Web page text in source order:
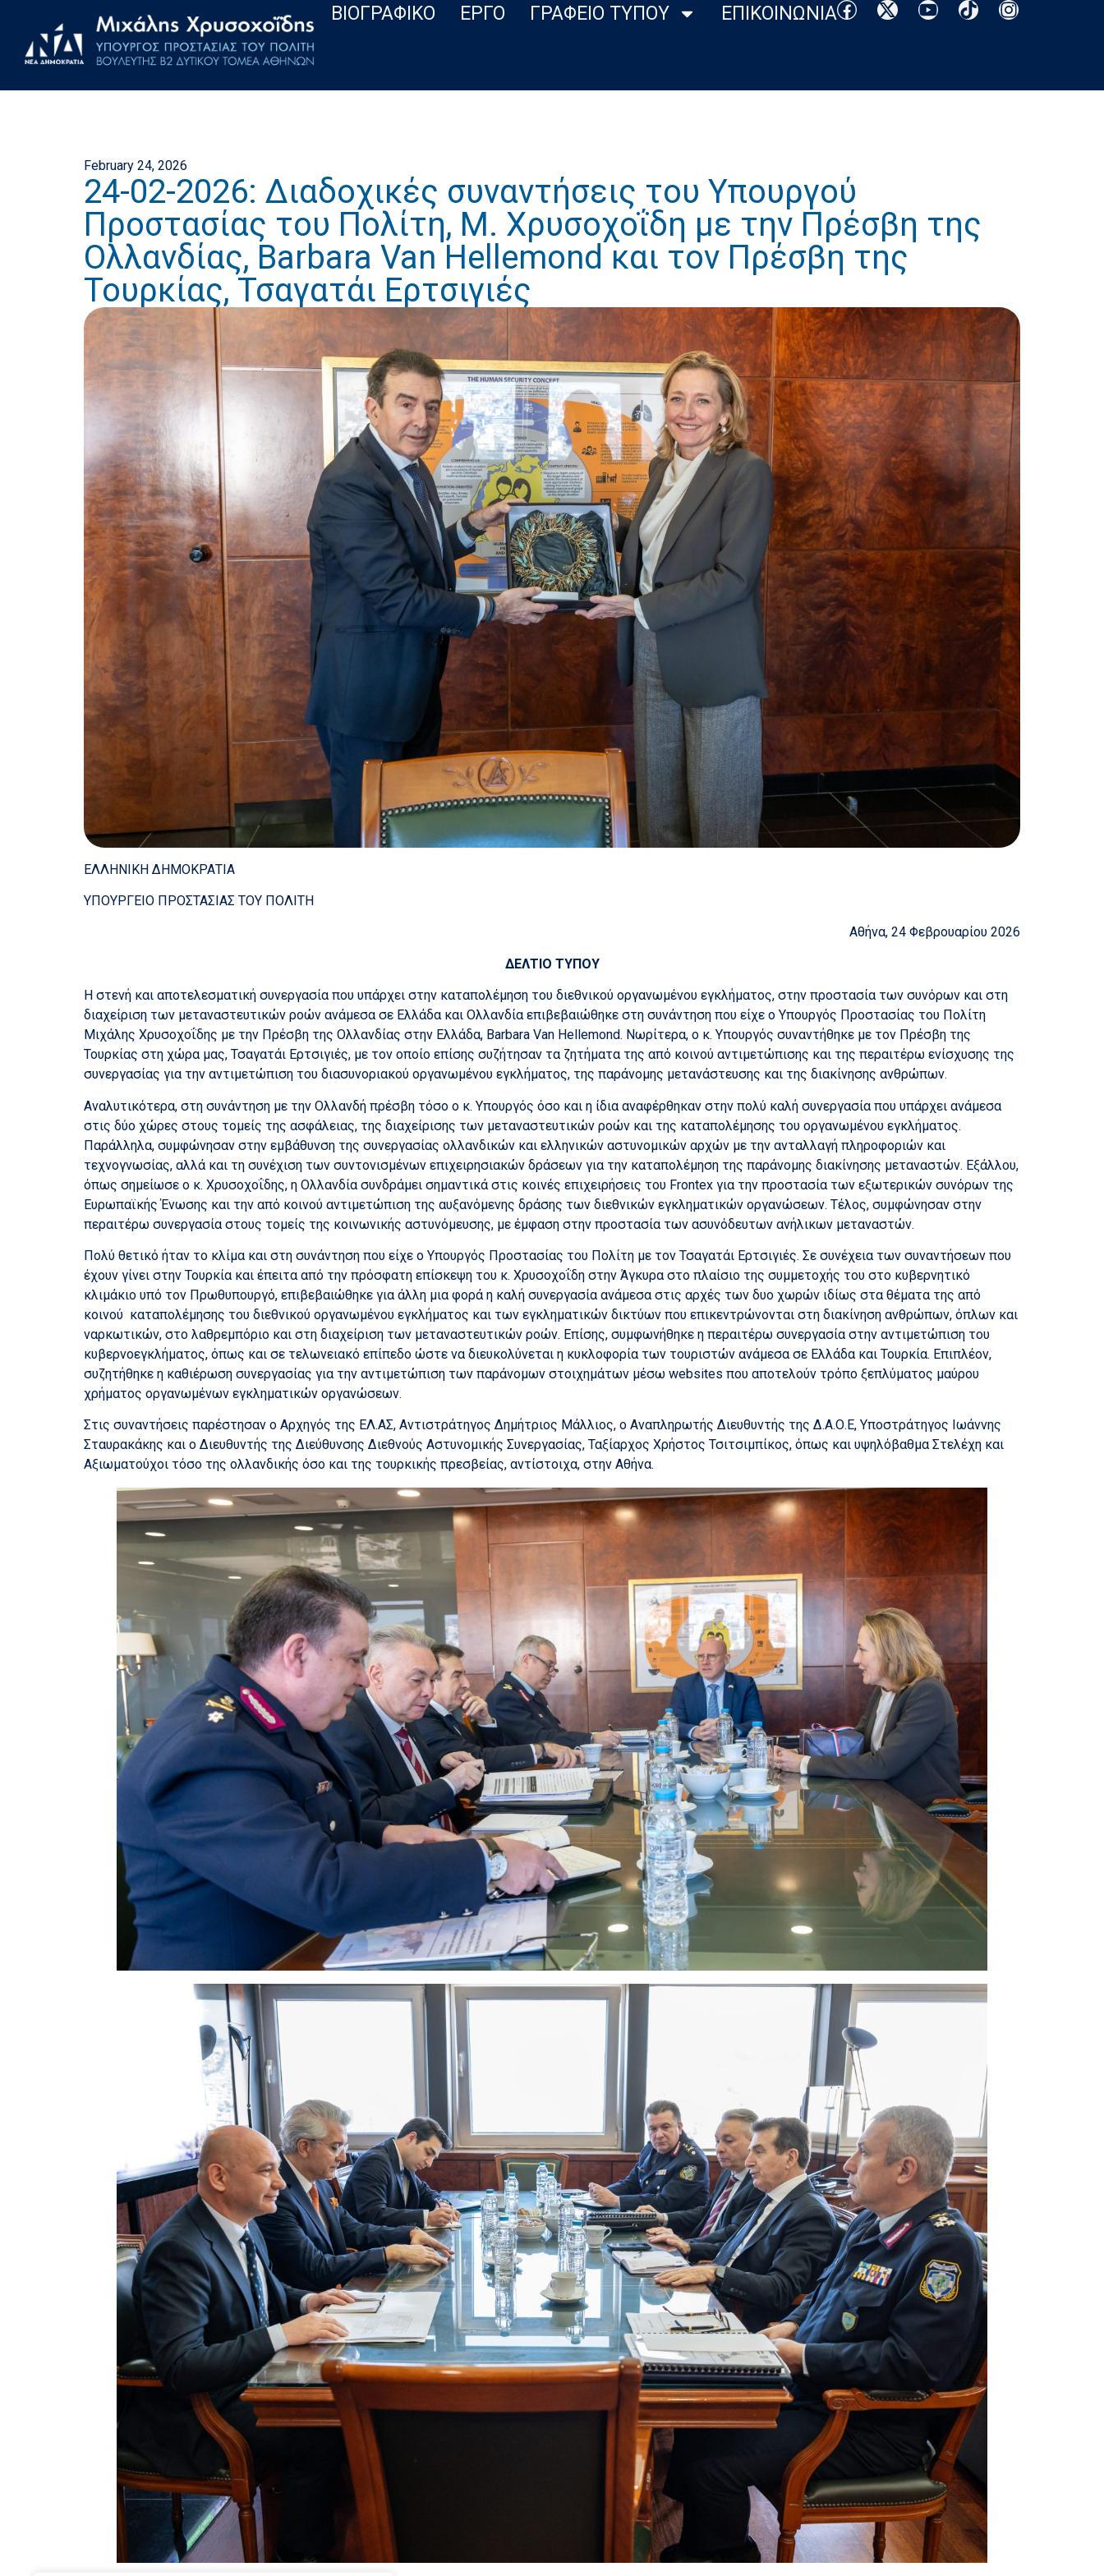
ΒΙΟΓΡΑΦΙΚΟ ΕΡΓΟ ΓΡΑΦΕΙΟ ΤΥΠΟΥ ΕΠΙΚΟΙΝΩΝΙΑ
February 24, 2026
24-02-2026: Διαδοχικές συναντήσεις του Υπουργού
Προστασίας του Πολίτη, Μ. Χρυσοχοΐδη με την Πρέσβη της
Ολλανδίας, Barbara Van Hellemond και τον Πρέσβη της
Τουρκίας, Τσαγατάι Ερτσιγιές
ΕΛΛΗΝΙΚΗ ΔΗΜΟΚΡΑΤΙΑ
ΥΠΟΥΡΓΕΙΟ ΠΡΟΣΤΑΣΙΑΣ ΤΟΥ ΠΟΛΙΤΗ
Αθήνα, 24 Φεβρουαρίου 2026
ΔΕΛΤΙΟ ΤΥΠΟΥ
Η στενή και αποτελεσματική συνεργασία που υπάρχει στην καταπολέμηση του διεθνικού οργανωμένου εγκλήματος, στην προστασία των συνόρων και στη
διαχείριση των μεταναστευτικών ροών ανάμεσα σε Ελλάδα και Ολλανδία επιβεβαιώθηκε στη συνάντηση που είχε ο Υπουργός Προστασίας του Πολίτη
Μιχάλης Χρυσοχοΐδης με την Πρέσβη της Ολλανδίας στην Ελλάδα, Barbara Van Hellemond. Νωρίτερα, ο κ. Υπουργός συναντήθηκε με τον Πρέσβη της
Τουρκίας στη χώρα μας, Τσαγατάι Ερτσιγιές, με τον οποίο επίσης συζήτησαν τα ζητήματα της από κοινού αντιμετώπισης και της περαιτέρω ενίσχυσης της
συνεργασίας για την αντιμετώπιση του διασυνοριακού οργανωμένου εγκλήματος, της παράνομης μετανάστευσης και της διακίνησης ανθρώπων.
Αναλυτικότερα, στη συνάντηση με την Ολλανδή πρέσβη τόσο ο κ. Υπουργός όσο και η ίδια αναφέρθηκαν στην πολύ καλή συνεργασία που υπάρχει ανάμεσα
στις δύο χώρες στους τομείς της ασφάλειας, της διαχείρισης των μεταναστευτικών ροών και της καταπολέμησης του οργανωμένου εγκλήματος.
Παράλληλα, συμφώνησαν στην εμβάθυνση της συνεργασίας ολλανδικών και ελληνικών αστυνομικών αρχών με την ανταλλαγή πληροφοριών και
τεχνογνωσίας, αλλά και τη συνέχιση των συντονισμένων επιχειρησιακών δράσεων για την καταπολέμηση της παράνομης διακίνησης μεταναστών. Εξάλλου,
όπως σημείωσε ο κ. Χρυσοχοΐδης, η Ολλανδία συνδράμει σημαντικά στις κοινές επιχειρήσεις του Frontex για την προστασία των εξωτερικών συνόρων της
Ευρωπαϊκής Ένωσης και την από κοινού αντιμετώπιση της αυξανόμενης δράσης των διεθνικών εγκληματικών οργανώσεων. Τέλος, συμφώνησαν στην
περαιτέρω συνεργασία στους τομείς της κοινωνικής αστυνόμευσης, με έμφαση στην προστασία των ασυνόδευτων ανήλικων μεταναστών.
Πολύ θετικό ήταν το κλίμα και στη συνάντηση που είχε ο Υπουργός Προστασίας του Πολίτη με τον Τσαγατάι Ερτσιγιές. Σε συνέχεια των συναντήσεων που
έχουν γίνει στην Τουρκία και έπειτα από την πρόσφατη επίσκεψη του κ. Χρυσοχοΐδη στην Άγκυρα στο πλαίσιο της συμμετοχής του στο κυβερνητικό
κλιμάκιο υπό τον Πρωθυπουργό, επιβεβαιώθηκε για άλλη μια φορά η καλή συνεργασία ανάμεσα στις αρχές των δυο χωρών ιδίως στα θέματα της από
κοινού καταπολέμησης του διεθνικού οργανωμένου εγκλήματος και των εγκληματικών δικτύων που επικεντρώνονται στη διακίνηση ανθρώπων, όπλων και
ναρκωτικών, στο λαθρεμπόριο και στη διαχείριση των μεταναστευτικών ροών. Επίσης, συμφωνήθηκε η περαιτέρω συνεργασία στην αντιμετώπιση του
κυβερνοεγκλήματος, όπως και σε τελωνειακό επίπεδο ώστε να διευκολύνεται η κυκλοφορία των τουριστών ανάμεσα σε Ελλάδα και Τουρκία. Επιπλέον,
συζητήθηκε η καθιέρωση συνεργασίας για την αντιμετώπιση των παράνομων στοιχημάτων μέσω websites που αποτελούν τρόπο ξεπλύματος μαύρου
χρήματος οργανωμένων εγκληματικών οργανώσεων.
Στις συναντήσεις παρέστησαν ο Αρχηγός της ΕΛ.ΑΣ, Αντιστράτηγος Δημήτριος Μάλλιος, ο Αναπληρωτής Διευθυντής της Δ.Α.Ο.Ε, Υποστράτηγος Ιωάννης
Σταυρακάκης και ο Διευθυντής της Διεύθυνσης Διεθνούς Αστυνομικής Συνεργασίας, Ταξίαρχος Χρήστος Τσιτσιμπίκος, όπως και υψηλόβαθμα Στελέχη και
Αξιωματούχοι τόσο της ολλανδικής όσο και της τουρκικής πρεσβείας, αντίστοιχα, στην Αθήνα.